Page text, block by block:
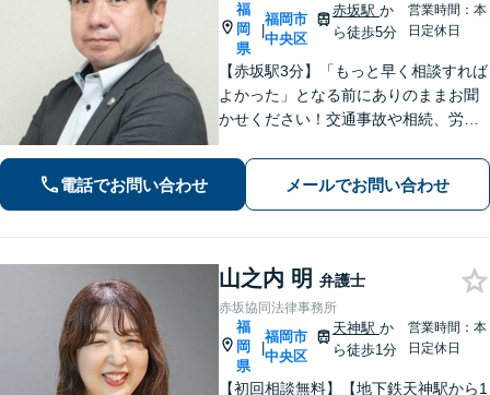
福
岡
県
|
福岡市
中央区
赤坂駅 か
ら徒歩5分
営業時間：本
日定休日
【赤坂駅3分】「もっと早く相談すれば
よかった」となる前にありのままお聞
かせください！交通事故や相続、労
寄り添い、納得して次の一歩を踏み出
せるよう全力でサポートします【夜
間・休日相談可】【電話・WEB面談
可】
電話でお問い合わせ メールでお問い合わせ
山之内 明 弁護士
赤坂協同法律事務所
福
岡
県
|
福岡市
中央区
天神駅 か
ら徒歩1分
営業時間：本
日定休日
【初回相談無料】【地下鉄天神駅から1